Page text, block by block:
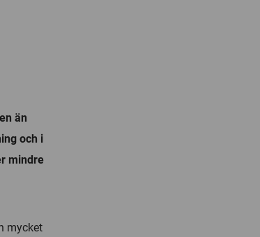
än
och i
mindre
mycket